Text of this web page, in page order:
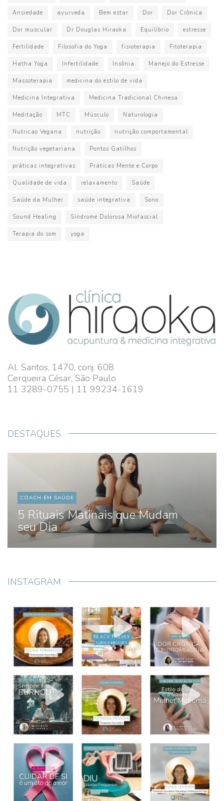
Ansiedade ayurveda Bem estar Dor Dor Crônica
Dor muscular Dr Douglas Hiraoka Equilíbrio estresse
Fertilidade Filosofia do Yoga fisioterapia Fitoterapia
Hatha Yoga Infertilidade Insônia Manejo do Estresse
Massoterapia medicina do estilo de vida
Medicina Integrativa Medicina Tradicional Chinesa
Meditação MTC Músculo Naturologia
Nutricao Vegana nutrição nutrição comportamental
Nutrição vegetariana Pontos Gatilhos
práticas integrativas Práticas Mente e Corpo
Qualidade de vida relaxamento Saúde
Saúde da Mulher saúde integrativa Sono
Sound Healing Síndrome Dolorosa Miofascial
Terapia do som yoga
Al. Santos, 1470, conj. 608
Cerqueira César, São Paulo
11 3289-0755 | 11 99234-1619
DESTAQUES
COACH EM SAÚDE
5 Rituais Matinais que Mudam
seu Dia
INSTAGRAM